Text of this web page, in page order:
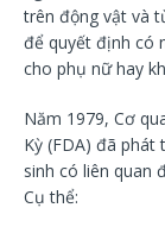
trên động vật và
để quyết định có
cho phụ nữ hay
Năm 1979, Cơ
Kỳ (FDA) đã phát
sinh có liên quan
Cụ thể: